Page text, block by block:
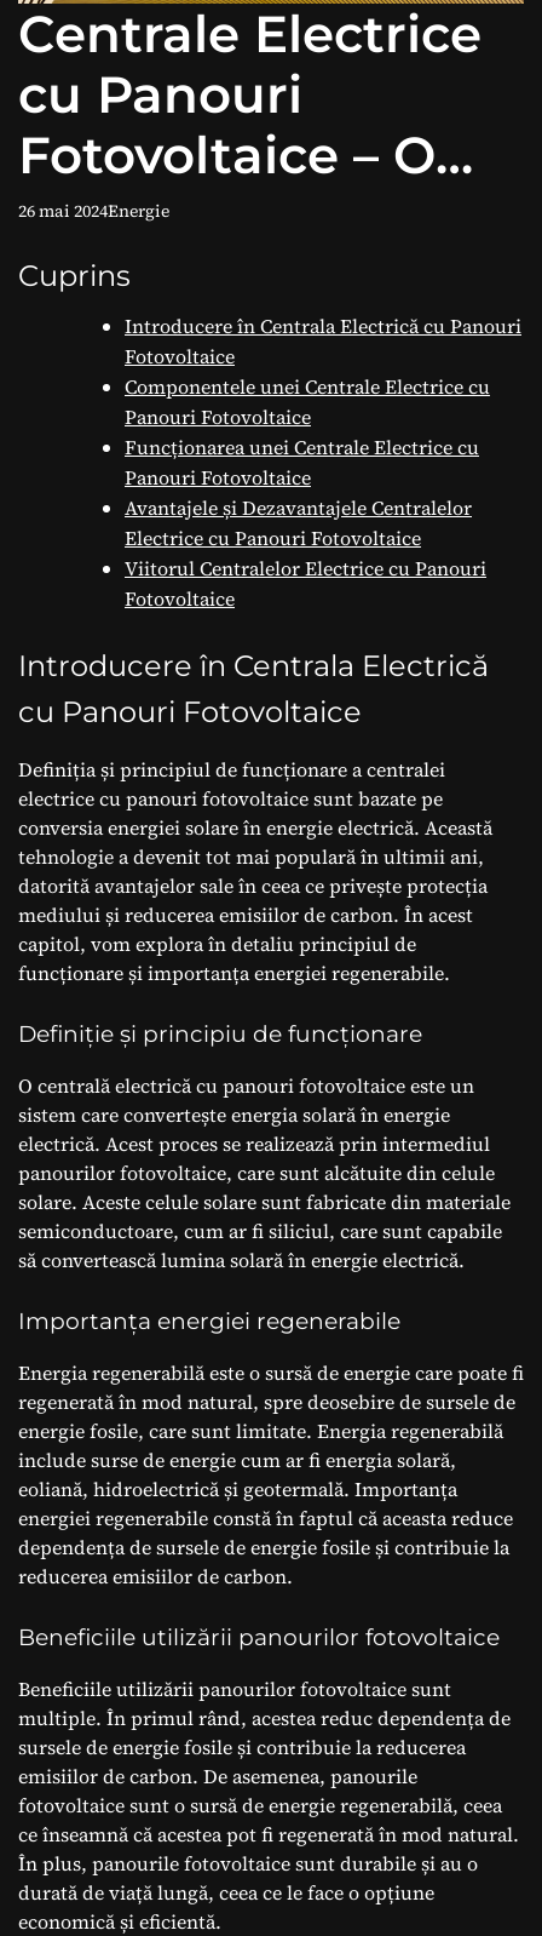
Centrale Electrice
cu Panouri
Fotovoltaice – O
Sursă de Energie
Regenerabilă
26 mai 2024Energie
Cuprins
Introducere în Centrala Electrică cu Panouri
Fotovoltaice
Componentele unei Centrale Electrice cu
Panouri Fotovoltaice
Funcționarea unei Centrale Electrice cu
Panouri Fotovoltaice
Avantajele și Dezavantajele Centralelor
Electrice cu Panouri Fotovoltaice
Viitorul Centralelor Electrice cu Panouri
Fotovoltaice
Introducere în Centrala Electrică
cu Panouri Fotovoltaice
Definiția și principiul de funcționare a centralei
electrice cu panouri fotovoltaice sunt bazate pe
conversia energiei solare în energie electrică. Această
tehnologie a devenit tot mai populară în ultimii ani,
datorită avantajelor sale în ceea ce privește protecția
mediului și reducerea emisiilor de carbon. În acest
capitol, vom explora în detaliu principiul de
funcționare și importanța energiei regenerabile.
Definiție și principiu de funcționare
O centrală electrică cu panouri fotovoltaice este un
sistem care convertește energia solară în energie
electrică. Acest proces se realizează prin intermediul
panourilor fotovoltaice, care sunt alcătuite din celule
solare. Aceste celule solare sunt fabricate din materiale
semiconductoare, cum ar fi siliciul, care sunt capabile
să convertească lumina solară în energie electrică.
Importanța energiei regenerabile
Energia regenerabilă este o sursă de energie care poate fi
regenerată în mod natural, spre deosebire de sursele de
energie fosile, care sunt limitate. Energia regenerabilă
include surse de energie cum ar fi energia solară,
eoliană, hidroelectrică și geotermală. Importanța
energiei regenerabile constă în faptul că aceasta reduce
dependența de sursele de energie fosile și contribuie la
reducerea emisiilor de carbon.
Beneficiile utilizării panourilor fotovoltaice
Beneficiile utilizării panourilor fotovoltaice sunt
multiple. În primul rând, acestea reduc dependența de
sursele de energie fosile și contribuie la reducerea
emisiilor de carbon. De asemenea, panourile
fotovoltaice sunt o sursă de energie regenerabilă, ceea
ce înseamnă că acestea pot fi regenerată în mod natural.
În plus, panourile fotovoltaice sunt durabile și au o
durată de viață lungă, ceea ce le face o opțiune
economică și eficientă.